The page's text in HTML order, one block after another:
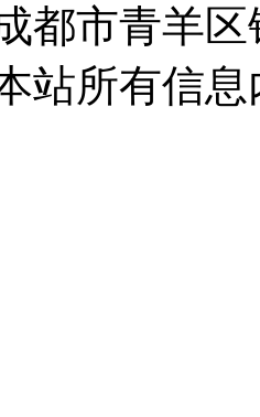
都市青羊
站所有信